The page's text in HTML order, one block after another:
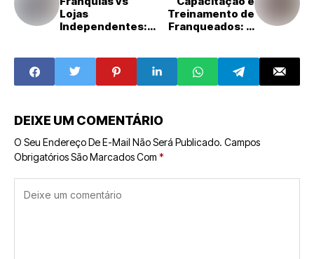
Lojas
Independentes:
Empreender em
2024?
Treinamento de
Franqueados: O
Redes de
Franquias
DEIXE UM COMENTÁRIO
O Seu Endereço De E-Mail Não Será Publicado. Campos
Obrigatórios São Marcados Com *